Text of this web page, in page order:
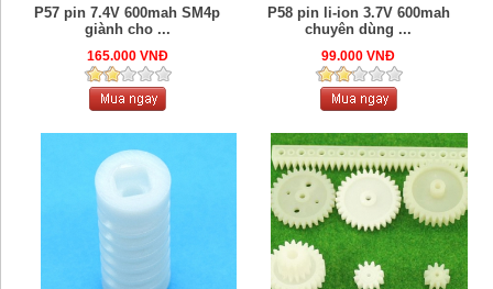
P57 pin 7.4V 600mah SM4p
giành cho ...
165.000 VNĐ
P58 pin li-ion 3.7V 600mah
chuyên dùng ...
99.000 VNĐ